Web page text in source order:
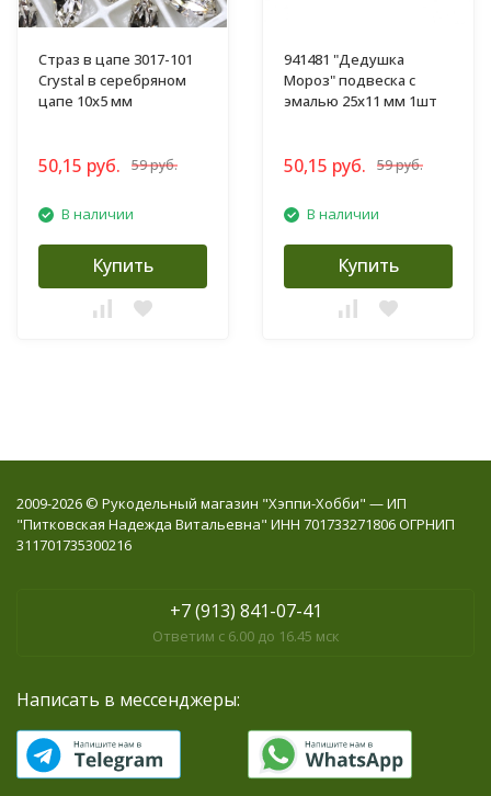
Страз в цапе 3017-101
Crystal в серебряном
цапе 10х5 мм
50,15 руб. 59 руб.
В наличии
Купить
941481 "Дедушка
Мороз" подвеска с
эмалью 25х11 мм 1шт
50,15 руб. 59 руб.
В наличии
Купить
2009-2026 © Рукодельный магазин "Хэппи-Хобби" — ИП
"Питковская Надежда Витальевна" ИНН 701733271806 ОГРНИП
311701735300216
+7 (913) 841-07-41
Ответим с 6.00 до 16.45 мск
Написать в мессенджеры: